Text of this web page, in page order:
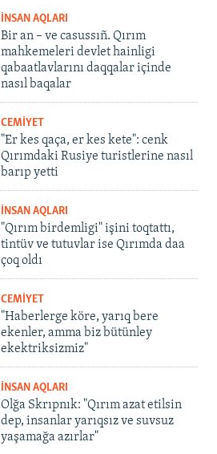
İNSAN AQLARI
Bir an – ve casussıñ. Qırım
mahkemeleri devlet hainligi
qabaatlavlarını daqqalar içinde
nasıl baqalar
CEMİYET
"Er kes qaça, er kes kete": cenk
Qırımdaki Rusiye turistlerine nasıl
barıp yetti
İNSAN AQLARI
"Qırım birdemligi" işini toqtattı,
tintüv ve tutuvlar ise Qırımda daa
çoq oldı
CEMİYET
"Haberlerge köre, yarıq bere
ekenler, amma biz bütünley
ekektriksizmiz"
İNSAN AQLARI
Olğa Skrıpnık: "Qırım azat etilsin
dep, insanlar yarıqsız ve suvsuz
yaşamağa azırlar"